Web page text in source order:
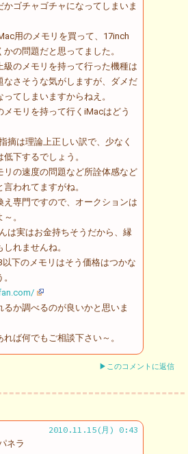
かゴチャゴチャになってしまいま
用のメモリを買って、17inch
かの問題だと思ってました。
級のメモリを持って行った機種は
なさそうな気がしますが、ダメだ
ってしまいますからねえ。
メモリを持って行くiMacはどう
摘は理論上正しい訳で、少なく
低下するでしょう。
リの速度の問題など所詮体感など
われてますがね。
え専門ですので、オークションは
。
は実はお金持ちそうだから、縁
れませんね。
以下のメモリはそう価格はつかな
るか調べるのが良いかと思いま
れば何でもご相談下さい～。
▶このコメントに返信
2010.11.15(月) 0:43
ネラ